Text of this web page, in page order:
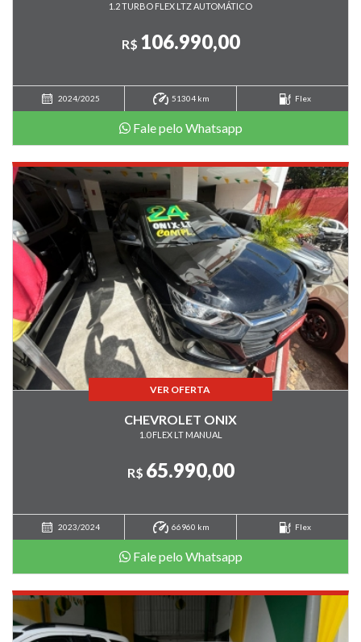
Travas elétricas
Volante com regulagem de altura
1.2 TURBO FLEX LTZ AUTOMÁTICO
R$ 106.990,00
2024/2025 51304 km Flex
Fale pelo Whatsapp
VER OFERTA
CHEVROLET ONIX
1.0 FLEX LT MANUAL
R$ 65.990,00
2023/2024 66960 km Flex
Fale pelo Whatsapp